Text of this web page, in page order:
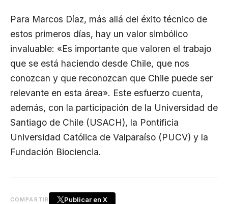
Para Marcos Díaz, más allá del éxito técnico de
estos primeros días, hay un valor simbólico
invaluable: «Es importante que valoren el trabajo
que se está haciendo desde Chile, que nos
conozcan y que reconozcan que Chile puede ser
relevante en esta área». Este esfuerzo cuenta,
además, con la participación de la Universidad de
Santiago de Chile (USACH), la Pontificia
Universidad Católica de Valparaíso (PUCV) y la
Fundación Biociencia.
COMPARTIR Publicar en X